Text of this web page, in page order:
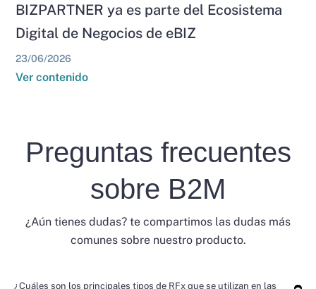
BIZPARTNER ya es parte del Ecosistema
Digital de Negocios de eBIZ
23/06/2026
Ver contenido
Preguntas frecuentes
sobre B2M
¿Aún tienes dudas? te compartimos las dudas más
comunes sobre nuestro producto.
¿Cuáles son los principales tipos de RFx que se utilizan en las